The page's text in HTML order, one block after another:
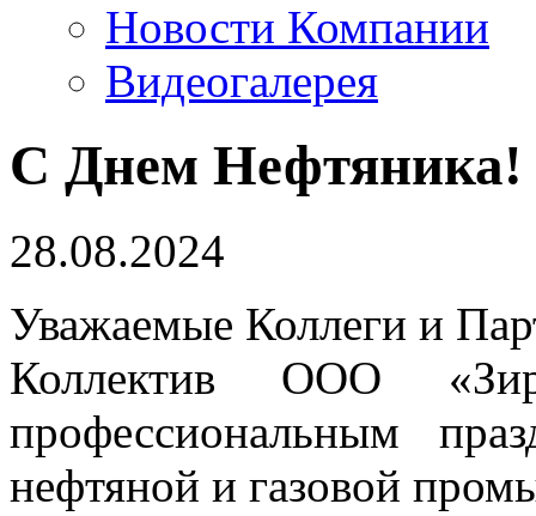
Новости Компании
Видеогалерея
С Днем Нефтяника!
28.08.2024
Уважаемые Коллеги и
Коллектив ООО
профессиональным
нефтяной и газовой